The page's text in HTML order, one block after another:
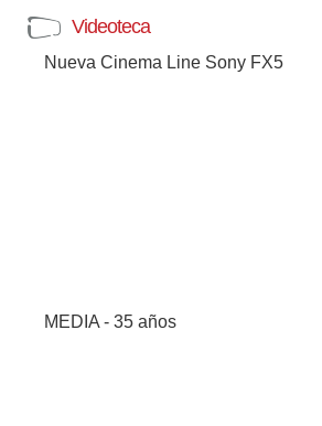
Videoteca
Nueva Cinema Line Sony FX5
MEDIA - 35 años